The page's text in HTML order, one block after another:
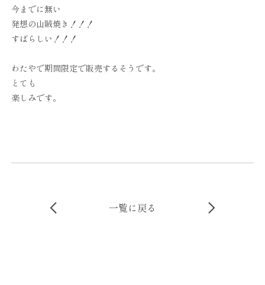
今までに無い
発想の山賊焼き！！！
すばらしい！！！
わたやで期間限定で販売するそうです。
とても
楽しみです。
一覧に戻る